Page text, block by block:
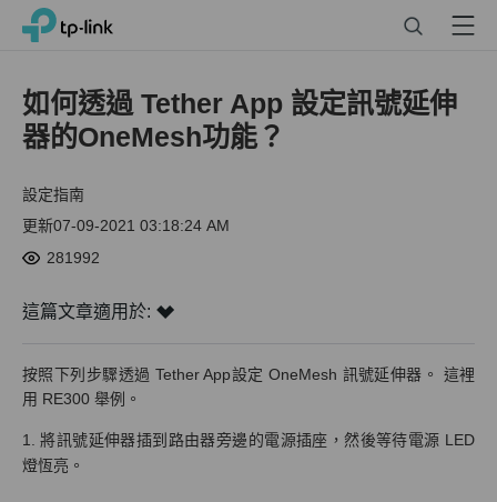
Click
navigation
TP-Link, Reliably Smart Menu
如何透過 Tether App 設定訊號延伸
器的OneMesh功能？
設定指南
更新07-09-2021 03:18:24 AM
281992
這篇文章適用於:
按照下列步驟透過 Tether App設定 OneMesh 訊號延伸器。 這裡
用 RE300 舉例。
1. 將訊號延伸器插到路由器旁邊的電源插座，然後等待電源 LED
燈恆亮。